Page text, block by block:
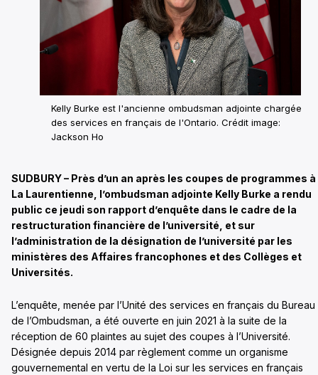
Kelly Burke est l'ancienne ombudsman adjointe chargée
des services en français de l'Ontario. Crédit image:
Jackson Ho
SUDBURY – Près d’un an après les coupes de programmes à
La Laurentienne, l’ombudsman adjointe Kelly Burke a rendu
public ce jeudi son rapport d’enquête dans le cadre de la
restructuration financière de l’université, et sur
l’administration de la désignation de l’université par les
ministères des Affaires francophones et des Collèges et
Universités.
L’enquête, menée par l’Unité des services en français du Bureau
de l’Ombudsman, a été ouverte en juin 2021 à la suite de la
réception de 60 plaintes au sujet des coupes à l’Université.
Désignée depuis 2014 par règlement comme un organisme
gouvernemental en vertu de la Loi sur les services en français